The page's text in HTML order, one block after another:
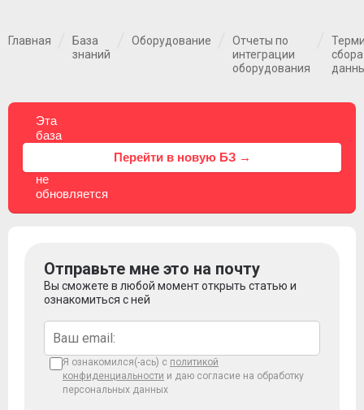
Главная
База
знаний
Оборудование
Отчеты по
интеграции
оборудования
сбора
Эта
база
не
обновляется
Перейти в новую БЗ →
Отправьте мне это на почту
Вы сможете в любой момент открыть статью и
ознакомиться с ней
Я ознакомился(-ась) с политикой
конфиденциальности и даю согласие на обработку
персональных данных